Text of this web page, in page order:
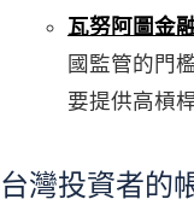
瓦努阿圖金
國監管的門
要提供高槓
台灣投資者的